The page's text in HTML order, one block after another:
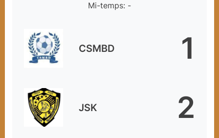
Mi-temps: -
CSMBD 1
JSK 2